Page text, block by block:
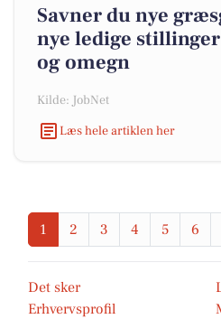
Savner du nye
nye ledige
og omegn
Kilde: JobNet
Læs hele artiklen her
1 2 3 4 5 6
Det sker
Erhvervsprofil